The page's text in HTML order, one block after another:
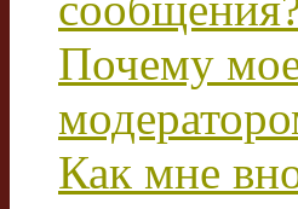
Почему
Как мне